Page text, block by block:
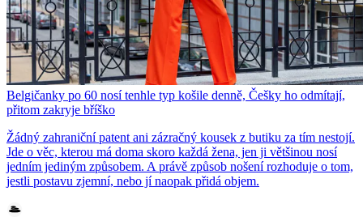
Belgičanky po 60 nosí tenhle typ košile denně, Češky ho odmítají,
přitom zakryje bříško
Žádný zahraniční patent ani zázračný kousek z butiku za tím nestojí.
Jde o věc, kterou má doma skoro každá žena, jen ji většinou nosí
jedním jediným způsobem. A právě způsob nošení rozhoduje o tom,
jestli postavu zjemní, nebo jí naopak přidá objem.